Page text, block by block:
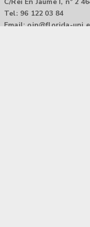
Tel: 96 122 03 84
Email: oip@florida-